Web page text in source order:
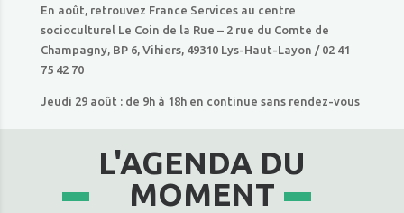
En août, retrouvez France Services au centre
socioculturel Le Coin de la Rue – 2 rue du Comte de
Champagny, BP 6, Vihiers, 49310 Lys-Haut-Layon / 02 41
75 42 70
Jeudi 29 août : de 9h à 18h en continue sans rendez-vous
L'AGENDA DU
MOMENT